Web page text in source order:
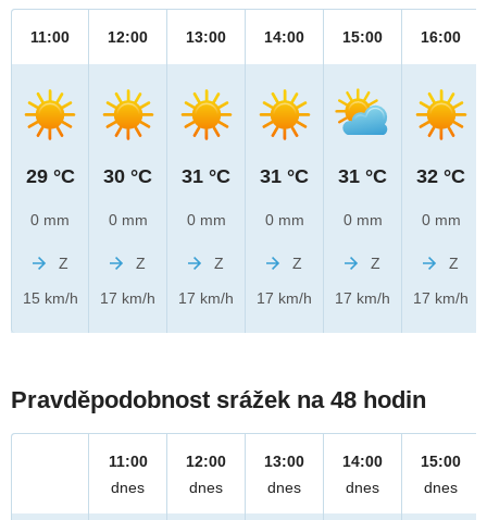
11:00
29 °C
0 mm
Z
15 km/h
12:00
30 °C
0 mm
Z
17 km/h
13:00
31 °C
0 mm
Z
17 km/h
14:00
31 °C
0 mm
Z
17 km/h
15:00
31 °C
0 mm
Z
17 km/h
16:00
32 °C
0 mm
Z
17 km/h
Pravděpodobnost srážek na 48 hodin
11:00
dnes
12:00
dnes
13:00
dnes
14:00
dnes
15:00
dnes